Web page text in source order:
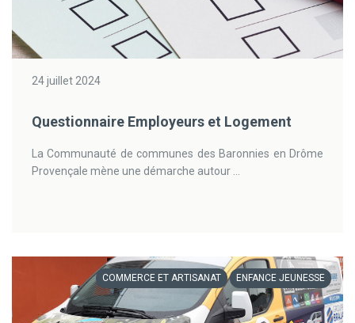
24 juillet 2024
Questionnaire Employeurs et Logement
La Communauté de communes des Baronnies en Drôme
Provençale mène une démarche autour ...
COMMERCE ET ARTISANAT ENFANCE JEUNESSE